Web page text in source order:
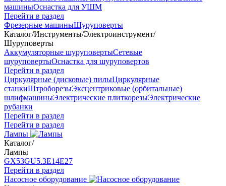
машиныОснастка для УШМ
Перейти в раздел
Фрезерные машиныШуруповерты
Каталог/Инструменты/Электроинструмент/
Шуруповерты
Аккумуляторные шуруповертыСетевые
шуруповертыОснастка для шуруповертов
Перейти в раздел
Циркулярные (дисковые) пилыЦиркулярные
станкиШтроборезыЭксцентриковые (орбитальные)
шлифмашиныЭлектрические плиткорезыЭлектрические
рубанки
Перейти в раздел
Перейти в раздел
Лампы
Каталог/
Лампы
GX53GU5.3Е14Е27
Перейти в раздел
Насосное оборудование